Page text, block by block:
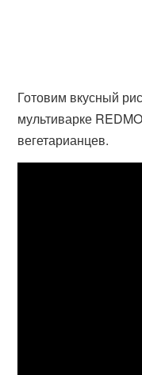
Готовим вкусный
мультиварке
вегетарианцев.